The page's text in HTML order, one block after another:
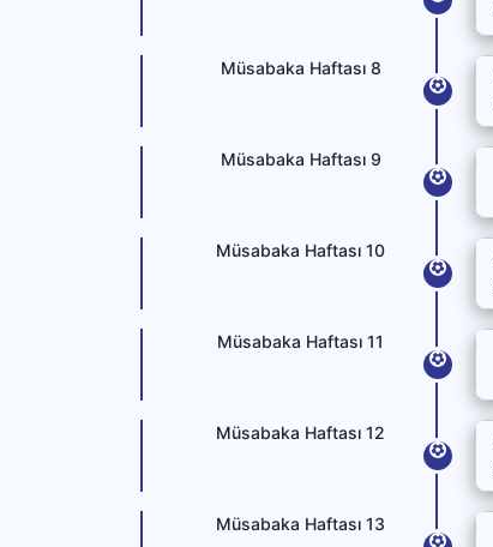
Müsabaka Haftası 8
Müsabaka Haftası 9
Müsabaka Haftası 10
Müsabaka Haftası 11
Müsabaka Haftası 12
Müsabaka Haftası 13